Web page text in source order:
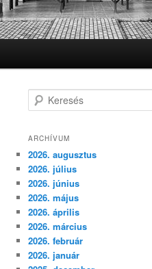
e
e
é
s
ARCHÍVUM
2026. augusztus
2026. július
2026. június
2026. május
2026. április
2026. március
2026. február
2026. január